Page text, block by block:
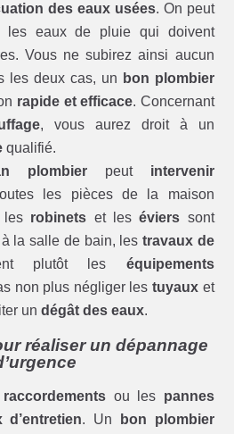
des eaux usées. On peut
les eaux de pluie qui doivent
Vous ne subirez ainsi aucun
les deux cas, un bon plombier
rapide et efficace. Concernant
, vous aurez droit à un
qualifié.
plombierpeut intervenir
les pièces de la maison
les robinets et leséviers sont
la salle de bain, les travaux de
plutôt les équipements
non plus négliger les tuyauxet
undégât des eaux.
réaliser un dépannage
raccordements ou les pannes
d’entretien. Un
bon plombier